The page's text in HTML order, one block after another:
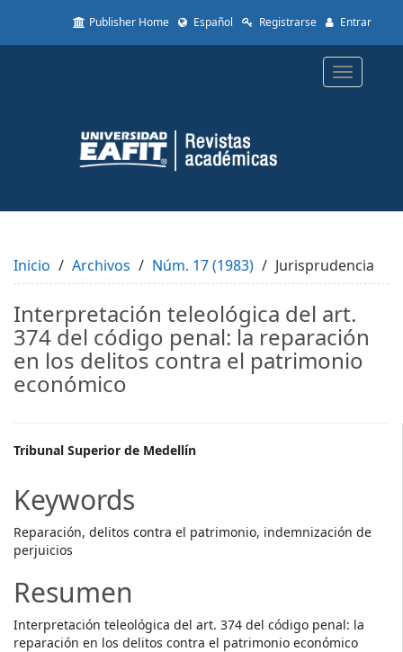
to
Content
Sidebar
Publisher Home Español Registrarse Entrar
Toggle
Inicio Archivos Núm. 17 (1983) Jurisprudencia
Interpretación teleológica del art.
374 del código penal: la reparación
en los delitos contra el patrimonio
económico
Main
Article
Content
Tribunal Superior de Medellín
Keywords
Reparación, delitos contra el patrimonio, indemnización de
perjuicios
Resumen
Interpretación teleológica del art. 374 del código penal: la
reparación en los delitos contra el patrimonio económico